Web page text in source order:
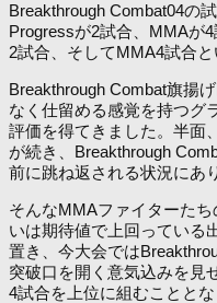
Breakthrough Combat04の
Progressが2試合、MMAが
2試合、そしてMMA4試合と
Breakthrough Combat旗揚
なく仕留める感覚を持つグ
評価を得てきました。半面
が続き、Breakthrough
前に跳ね返される状況にあ
そんなMMAファイターた
いは期待値で上回っている
置き、今大会では
突破口を開く意気込みを見
4試合を上位に組むこととな